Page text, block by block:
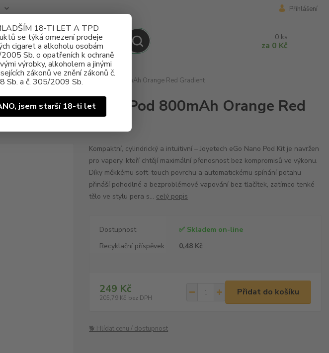
18-TI LET A TPD
se týká omezení prodeje
cigaret a alkoholu osobám
Sb. o opatřeních k ochraně
výrobky, alkoholem a jinými
zákonů ve znění zákonů č.
Sb. a č. 305/2009 Sb.
jsem starší 18-ti let
Přihlášení
0 ks
za 0 Kč
cigareta Joyetech eGo Nano Pod 800mAh Orange Red Gradient
eGo Nano Pod 800mAh Orange Red
Kompaktní, cylindrický a intuitivní – Joyetech eGo Nano Pod Kit je navržen
pro vapery, kteří chtějí maximální přenosnost bez kompromisů ve výkonu.
Díky měkkému soft-touch povrchu a automatickému spínání potahu
přináší pohodlné a bezproblémové vapování bez tlačítek, zatímco tenké
tělo ve stylu pera s... celý popis
Dostupnost
✅ Skladem on-line
Recyklační příspěvek
0,48 Kč
249 Kč
205,79 Kč bez DPH
Přidat do košíku
🐕 Hlídat cenu / dostupnost